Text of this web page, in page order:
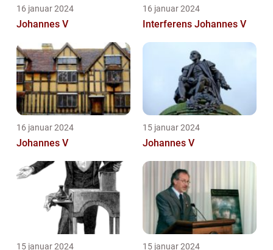
16 januar 2024
Johannes V
16 januar 2024
Interferens Johannes V
16 januar 2024
Johannes V
15 januar 2024
Johannes V
15 januar 2024 15 januar 2024